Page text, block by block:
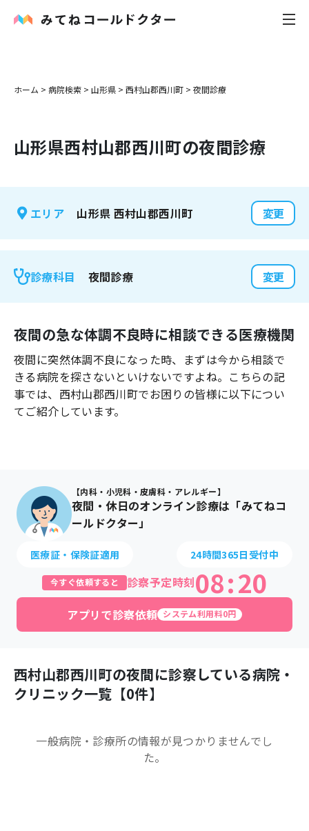
内科
花粉症
感染症
よくあるご質問
ホーム > 病院検索 > 山形県 > 西村山郡西川町 > 夜間診療
山形県西村山郡西川町の夜間診療
エリア 山形県 西村山郡西川町 変更
診療科目 夜間診療 変更
夜間の急な体調不良時に相談できる医療機関
夜間に突然体調不良になった時、まずは今から相談で
きる病院を探さないといけないですよね。こちらの記
事では、 西村山郡西川町でお困りの皆様に以下につい
てご紹介しています。
【内科・小児科・皮膚科・アレルギー】
夜間・休日のオンライン診療は「みてねコ
ールドクター」
医療証・保険証適用 24時間365日受付中
今すぐ依頼すると 診察予定時刻08:20
アプリで診察依頼 システム利用料0円
西村山郡西川町の夜間に診察している病院・
クリニック一覧【0件】
一般病院・診療所の情報が見つかりませんでし
た。